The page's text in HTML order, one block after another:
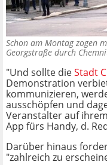
Schon am Montag zogen
Georgstraße durch
"Und sollte dieStadt
Demonstration
kommunizieren,
ausschöpfen und
Veranstalter auf
App fürs Handy, d.
Darüber hinaus
"zahlreich zu